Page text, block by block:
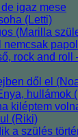
igaz mese
(Letti)
(Marilla
nemcsak
rock and roll
dől el
hullámok
kiléptem
(Riki)
a szülés